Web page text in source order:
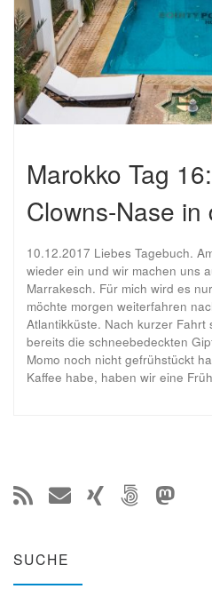
Marokko Tag
Clowns-Nase in
10.12.2017 Liebes Tagebuch.
wieder ein und wir machen uns
Marrakesch. Für mich wird es
möchte morgen weiterfahren
Atlantikküste. Nach kurzer Fahrt
bereits die schneebedeckten
Momo noch nicht gefrühstückt
Kaffee habe, haben wir eine
SUCHE